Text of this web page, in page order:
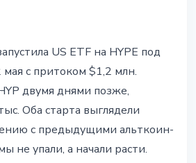
US ETF на HYPE под
с притоком $1,2 млн.
двумя днями позже,
Оба старта выглядели
с предыдущими альткоин-
не упали, а начали расти.